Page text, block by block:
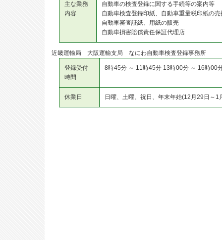
主な業務
内容
自動車の検査登録に関する手続等の案内等
自動車検査登録印紙、自動車重量税印紙の売
自動車審査証紙、用紙の販売
自動車損害賠償責任保証代理店
近畿運輸局 大阪運輸支局 なにわ自動車検査登録事務所
登録受付
時間
8時45分 ～ 11時45分 13時00分 ～ 16時00
休業日 日曜、土曜、祝日、年末年始(12月29日～1